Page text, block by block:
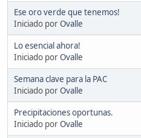
Ese oro verde que tenemos!
Iniciado porOvalle
Lo esencial ahora!
Iniciado porOvalle
Semana clave para la PAC
Iniciado porOvalle
Precipitaciones oportunas.
Iniciado porOvalle